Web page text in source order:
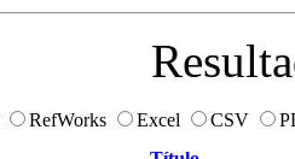
RefWorks Excel CSV